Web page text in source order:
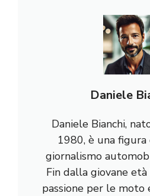
Daniele
Daniele Bianchi,
1980, è una figura
giornalismo
Fin dalla giovane
passione per le moto